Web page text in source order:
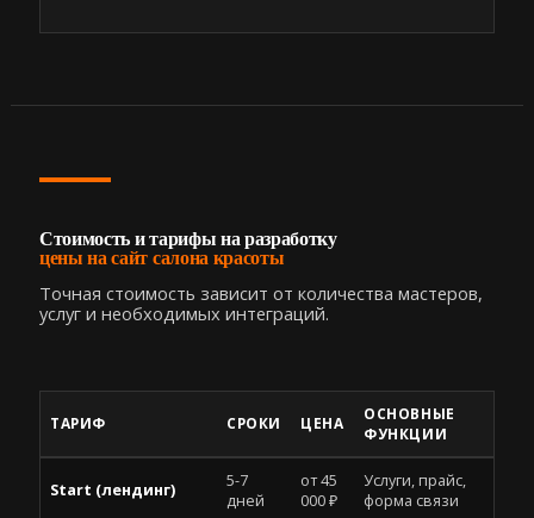
Стоимость и тарифы на разработку
цены на сайт салона красоты
Точная стоимость зависит от количества мастеров,
услуг и необходимых интеграций.
ТАРИФ СРОКИ ЦЕНА
ОСНОВНЫЕ
ФУНКЦИИ
Start (лендинг)
5-7
дней
от 45
000 ₽
Услуги, прайс,
форма связи